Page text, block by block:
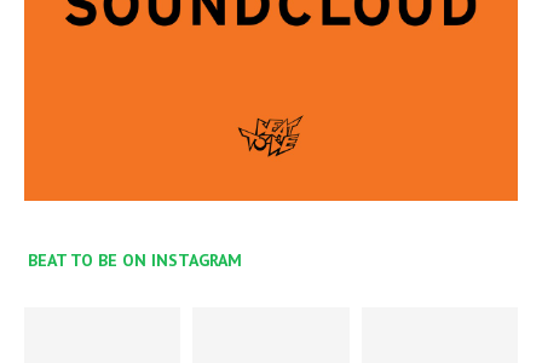
BEAT TO BE ON INSTAGRAM